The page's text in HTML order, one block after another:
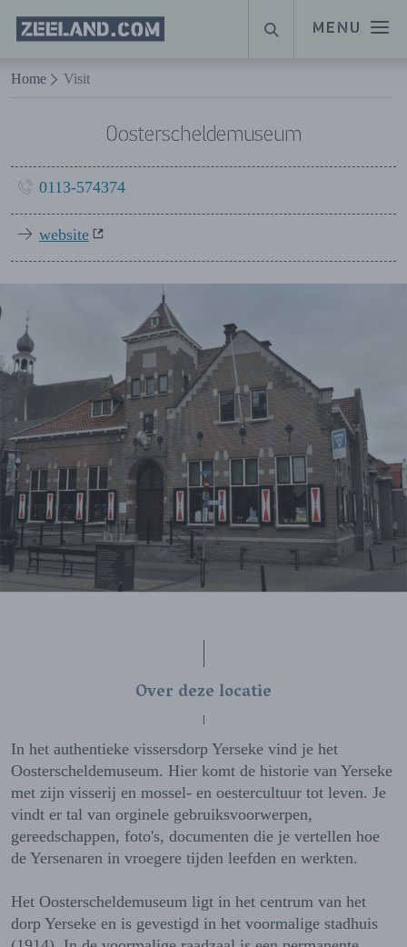
Naar hoofdinhoud
MENU
Homepage
Zeeland.com
ZOEKEN
Home Visit
Oosterscheldemuseum
0113-574374
website
Over deze locatie
In het authentieke vissersdorp Yerseke vind je het
Oosterscheldemuseum. Hier komt de historie van Yerseke
met zijn visserij en mossel- en oestercultuur tot leven. Je
vindt er tal van orginele gebruiksvoorwerpen,
gereedschappen, foto's, documenten die je vertellen hoe
de Yersenaren in vroegere tijden leefden en werkten.
Het Oosterscheldemuseum ligt in het centrum van het
dorp Yerseke en is gevestigd in het voormalige stadhuis